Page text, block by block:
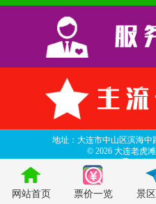
地址：大连市中山区滨海
© 2026 大连老虎
网站首页 票价一览 景